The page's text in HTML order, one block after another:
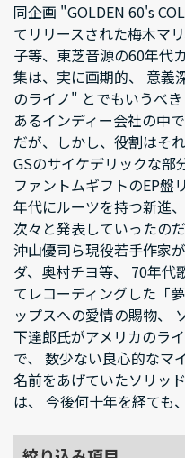
同企画 "GOLDEN 60's
てリリースされた梅木マ
子等、東芝音源の60年代
集は、実に画期的、 意義
のライノ" とでもいうべ
あるインディー会社の中
だが、しかし、役割はそ
GSのサイケデリックな部
ファントムギフトのEP盤
年代にルーツを持つ新進
次々と発表していったの
沖山優司ら現役若手作家
ダ、奥村チヨ等、 70年代
てレコーディングした「
ップスへの愛情の賜物、
下達郎氏がアメリカのラ
で、 数少ない良心的なマ
名前をあげていたソリッ
は、 今後何十年を経ても